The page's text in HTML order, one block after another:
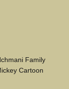
Family
Cartoon